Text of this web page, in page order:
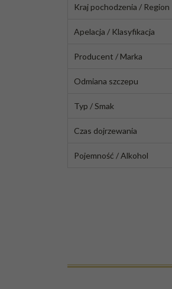
Kraj pochodzenia / Region
Apelacja / Klasyfikacja
Producent / Marka
Odmiana szczepu
Typ / Smak
Czas dojrzewania
Pojemność / Alkohol